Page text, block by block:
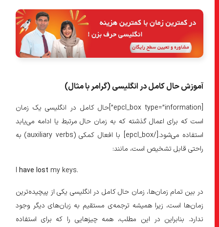
۱۲) مجموعه‌ای از اقدامات مشابه چندین بار در گذشته انجام شده است که
۱۳) اقدامی که اخیراً تکمیل شده است. (اغلب با just یا now استفاده
۱۴) تغییر در طول زمان.
آموزش حال کامل در انگلیسی (گرامر با مثال)
[epcl_box type=”information”]حال کامل در انگلیسی یک زمان
است که برای اعمال گذشته که به زمان حال مرتبط یا ادامه می‌یابد
استفاده می‌شود.[/epcl_box] با افعال کمکی (auxiliary verbs) به
راحتی قابل تشخیص است، مانند:
Ihave lostmy keys.
در بین تمام زمان‌ها، زمان حال کامل در انگلیسی یکی از پیچیده‌ترین
زمان‌ها است، زیرا همیشه ترجمه‌ی مستقیم به زبان‌های دیگر وجود
ندارد. بنابراین در این مطلب، همه چیزهایی را که برای استفاده